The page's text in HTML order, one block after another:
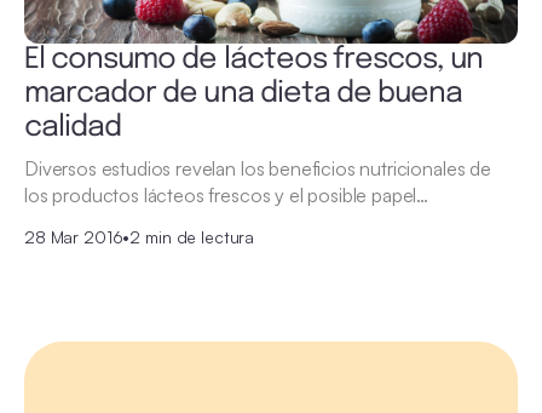
El consumo de lácteos frescos, un
marcador de una dieta de buena
calidad
Diversos estudios revelan los beneficios nutricionales de
los productos lácteos frescos y el posible papel…
28 Mar 2016•2 min de lectura